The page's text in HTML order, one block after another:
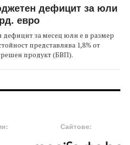
дефицит за юли
евро
за месец юли е в размер
представлява 1,8% от
продукт (БВП).
Сайтове: